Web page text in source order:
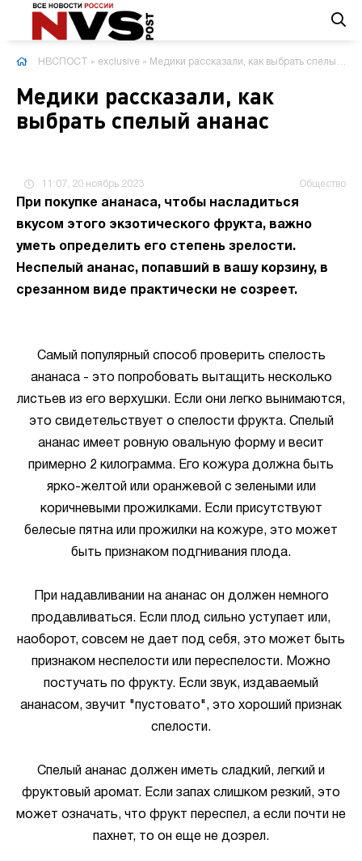
НВСПОСТ » exclusive » Медики рассказали, как выбрать спелый ананас
Медики рассказали, как
выбрать спелый ананас
11:07, 20 ноябрь 2023 Общество
При покупке ананаса, чтобы насладиться
вкусом этого экзотического фрукта, важно
уметь определить его степень зрелости.
Неспелый ананас, попавший в вашу корзину, в
срезанном виде практически не созреет.
Самый популярный способ проверить спелость
ананаса - это попробовать вытащить несколько
листьев из его верхушки. Если они легко вынимаются,
это свидетельствует о спелости фрукта. Спелый
ананас имеет ровную овальную форму и весит
примерно 2 килограмма. Его кожура должна быть
ярко-желтой или оранжевой с зелеными или
коричневыми прожилками. Если присутствуют
белесые пятна или прожилки на кожуре, это может
быть признаком подгнивания плода.
При надавливании на ананас он должен немного
продавливаться. Если плод сильно уступает или,
наоборот, совсем не дает под себя, это может быть
признаком неспелости или переспелости. Можно
постучать по фрукту. Если звук, издаваемый
ананасом, звучит "пустовато", это хороший признак
спелости.
Спелый ананас должен иметь сладкий, легкий и
фруктовый аромат. Если запах слишком резкий, это
может означать, что фрукт переспел, а если почти не
пахнет, то он еще не дозрел.